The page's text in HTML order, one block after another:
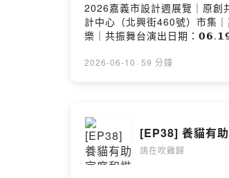
2026嘉義市設計週展覽｜
計中心（北興街460號）市
樂｜共振舞台演出日期：
https://www.instagram.com/
2026-06-10 · 59 分鐘
[EP38] 養貓有
鴿在吹雞歸